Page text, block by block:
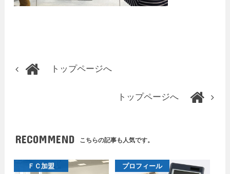
トップページへ
トップページへ
RECOMMEND こちらの記事も人気です。
ＦＣ加盟 プロフィール